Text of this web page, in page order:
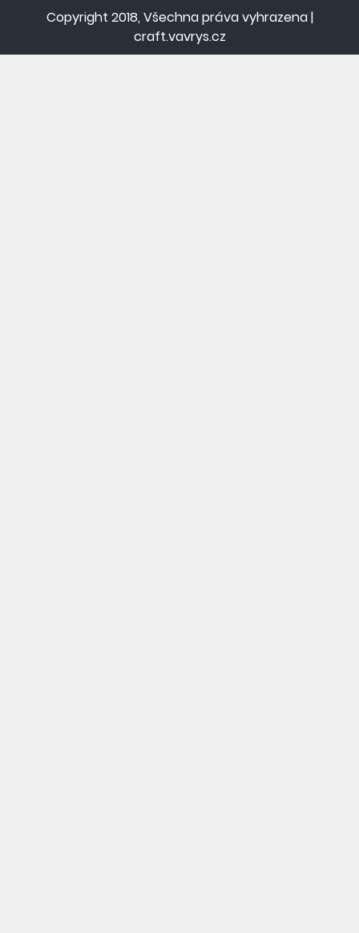
Copyright 2018, Všechna práva vyhrazena |
craft.vavrys.cz